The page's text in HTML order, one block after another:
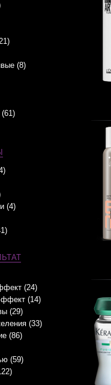
(75)
(6)
(24)
(33)
волос (21)
(70)
(8)
(26)
(4)
(24)
(14)
(29)
(33)
(86)
(59)